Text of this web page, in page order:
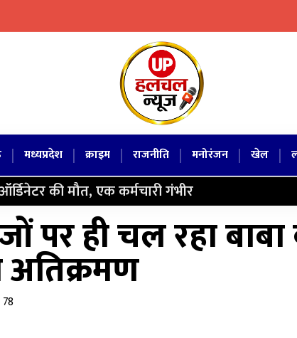
| मध्यप्रदेश | क्राइम | राजनीति | मनोरंजन | खेल |
की मौत, एक कर्मचारी गंभीर
पर ही चल रहा
अतिक्रमण